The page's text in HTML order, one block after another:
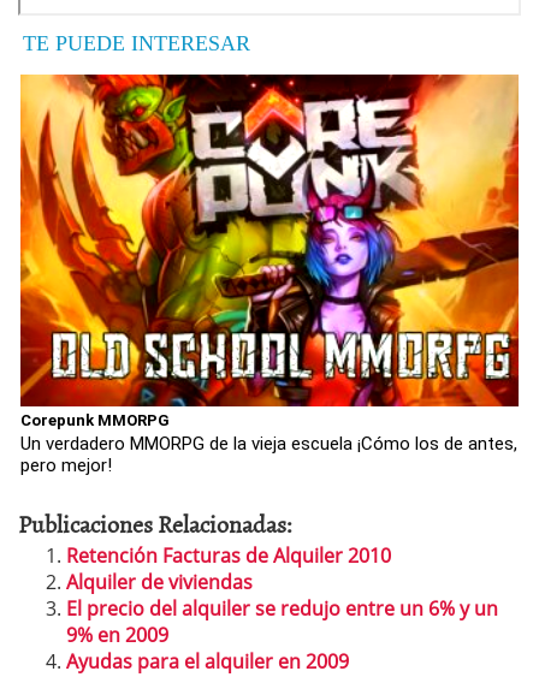
TE PUEDE INTERESAR
Corepunk MMORPG
Un verdadero MMORPG de la vieja escuela ¡Cómo los de antes,
pero mejor!
Publicaciones Relacionadas:
Retención Facturas de Alquiler 2010
Alquiler de viviendas
El precio del alquiler se redujo entre un 6% y un
9% en 2009
Ayudas para el alquiler en 2009